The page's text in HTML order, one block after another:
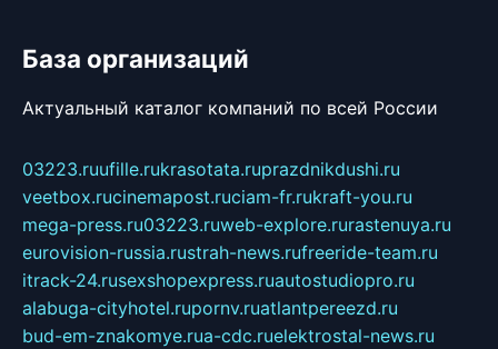
База организаций
Актуальный каталог компаний по всей России
03223.ruufille.rukrasotata.ruprazdnikdushi.ru
veetbox.rucinemapost.ruciam-fr.rukraft-you.ru
mega-press.ru03223.ruweb-explore.rurastenuya.ru
eurovision-russia.rustrah-news.rufreeride-team.ru
itrack-24.rusexshopexpress.ruautostudiopro.ru
alabuga-cityhotel.rupornv.ruatlantpereezd.ru
bud-em-znakomye.rua-cdc.ruelektrostal-news.ru